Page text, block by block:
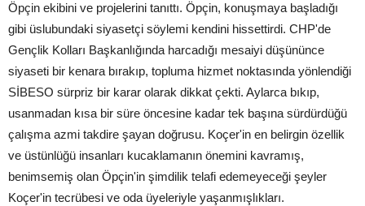
Öpçin ekibini ve projelerini tanıttı. Öpçin, konuşmaya başladığı
gibi üslubundaki siyasetçi söylemi kendini hissettirdi. CHP'de
Gençlik Kolları Başkanlığında harcadığı mesaiyi düşününce
siyaseti bir kenara bırakıp, topluma hizmet noktasında yönlendiği
SİBESO sürpriz bir karar olarak dikkat çekti. Aylarca bıkıp,
usanmadan kısa bir süre öncesine kadar tek başına sürdürdüğü
çalışma azmi takdire şayan doğrusu. Koçer'in en belirgin özellik
ve üstünlüğü insanları kucaklamanın önemini kavramış,
benimsemiş olan Öpçin'in şimdilik telafi edemeyeceği şeyler
Koçer'in tecrübesi ve oda üyeleriyle yaşanmışlıkları.